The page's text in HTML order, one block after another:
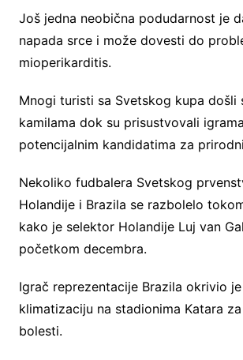
Još jedna neobična podudarnost je
napada srce i može dovesti do
mioperikarditis.
Mnogi turisti sa Svetskog kupa došli
kamilama dok su prisustvovali
potencijalnim kandidatima za
Nekoliko fudbalera Svetskog
Holandije i Brazila se razbolelo
kako je selektor Holandije Luj van
početkom decembra.
Igrač reprezentacije Brazila okrivio
klimatizaciju na stadionima Katara
bolesti.